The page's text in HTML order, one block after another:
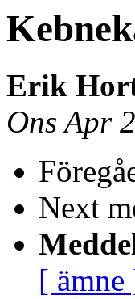
Erik
Ons Apr
Next
[ ämne